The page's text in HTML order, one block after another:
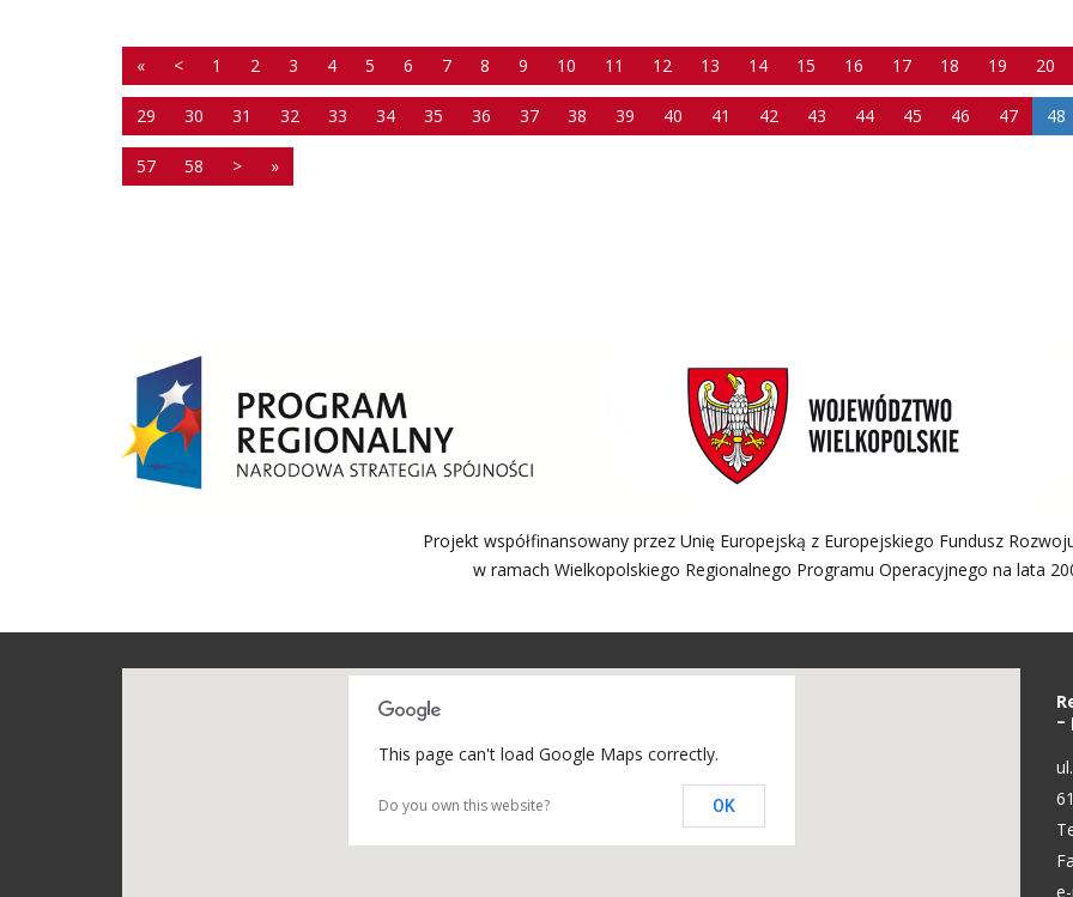
« < 1 2 3 4 5 6 7 8 9 10 11 12 13 14 15 16 17 18 19 20
29 30 31 32 33 34 35 36 37 38 39 40 41 42 43 44 45 46 47 48
57 58 > »
Projekt współfinansowany przez Unię Europejską z Europejskiego Fundusz
w ramach Wielkopolskiego Regionalnego Programu Operacyjnego na lata
This page can't load Google Maps correctly.
Do you own this website? OK
–